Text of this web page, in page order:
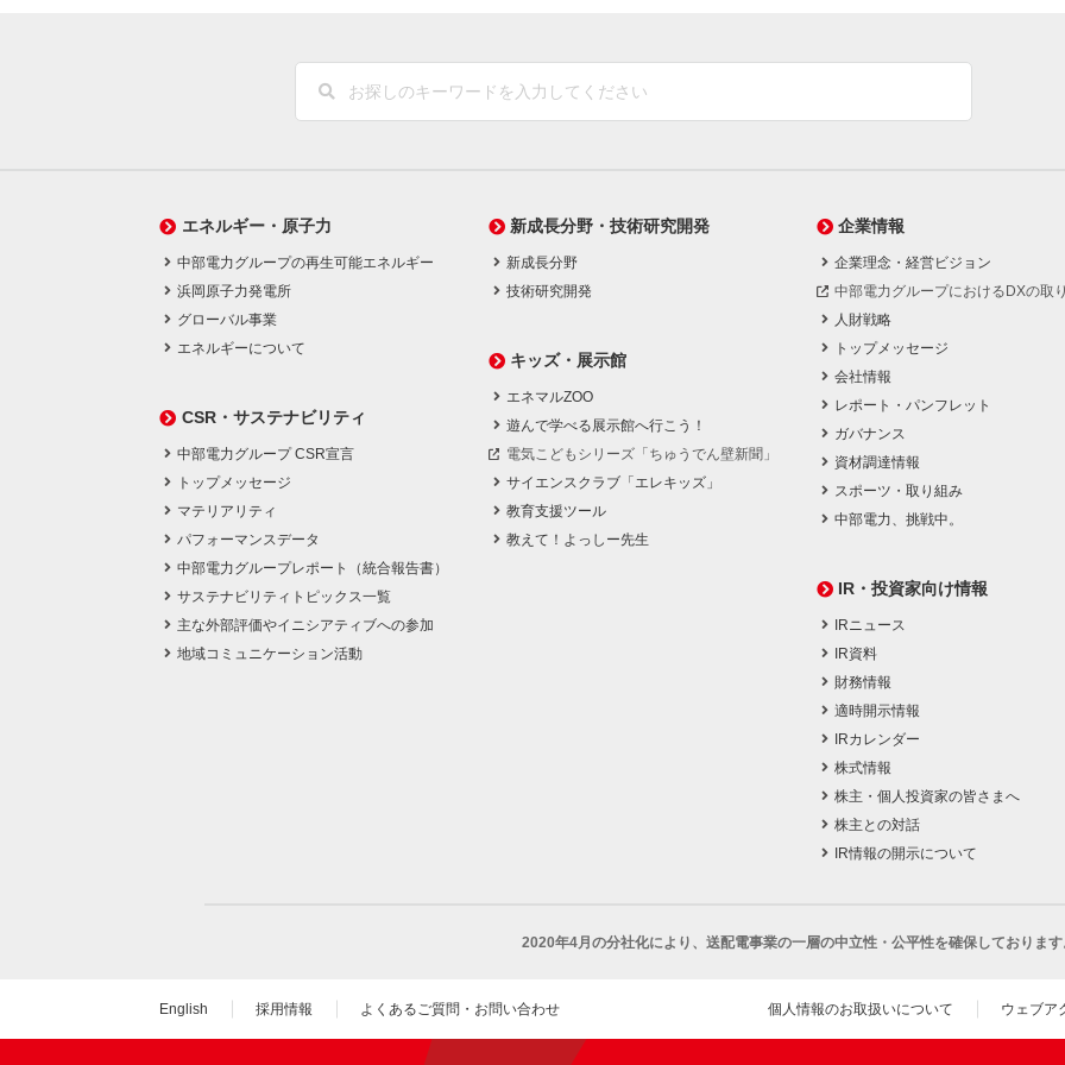
エネルギー・原子力
中部電力グループの再生可能エネルギー
浜岡原子力発電所
グローバル事業
エネルギーについて
CSR・サステナビリティ
中部電力グループ CSR宣言
トップメッセージ
マテリアリティ
パフォーマンスデータ
中部電力グループレポート（統合報告書）
サステナビリティトピックス一覧
主な外部評価やイニシアティブへの参加
地域コミュニケーション活動
新成長分野・技術研究開発
新成長分野
技術研究開発
キッズ・展示館
エネマルZOO
遊んで学べる展示館へ行こう！
電気こどもシリーズ「ちゅうでん壁新聞」
サイエンスクラブ「エレキッズ」
教育支援ツール
教えて！よっしー先生
企業情報
企業理念・経営ビジョン
中部電力グループにおけるDXの取
人財戦略
トップメッセージ
会社情報
レポート・パンフレット
ガバナンス
資材調達情報
スポーツ・取り組み
中部電力、挑戦中。
IR・投資家向け情報
IRニュース
IR資料
財務情報
適時開示情報
IRカレンダー
株式情報
株主・個人投資家の皆さまへ
株主との対話
IR情報の開示について
2020年4月の分社化により、 送配電事業の一層の中立性・公平性を確保しております
English 採用情報 よくあるご質問・お問い合わせ 個人情報のお取扱いについて ウェブア